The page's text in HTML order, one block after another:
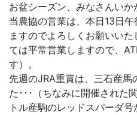
お盆シーズン、みなさんいか
当農協の営業は、本日13日
ますのでよろしくお願いい
ては平常営業しますので、
す）。
先週のJRA重賞は、三石産馬
た･･･（ちなみに開催された
トル産駒のレッドスパーダ